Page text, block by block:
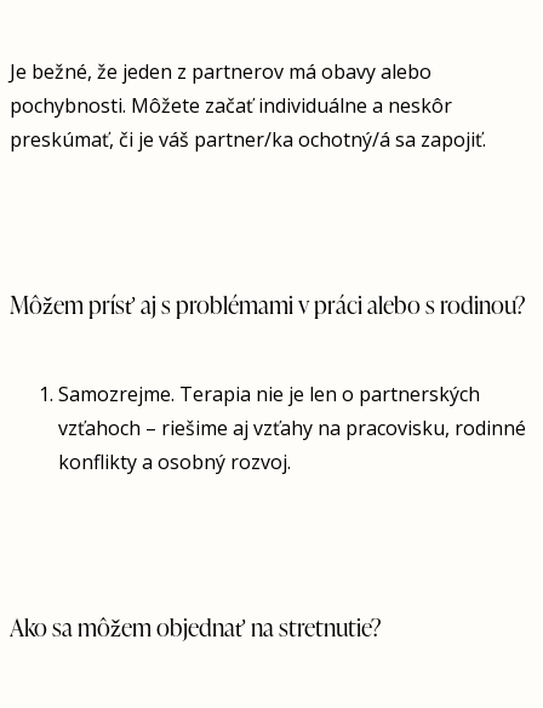
Je bežné, že jeden z partnerov má obavy alebo
pochybnosti. Môžete začať individuálne a neskôr
preskúmať, či je váš partner/ka ochotný/á sa zapojiť.
Môžem prísť aj s problémami v práci alebo s rodinou?
Samozrejme. Terapia nie je len o partnerských
vzťahoch – riešime aj vzťahy na pracovisku, rodinné
konflikty a osobný rozvoj.
Ako sa môžem objednať na stretnutie?